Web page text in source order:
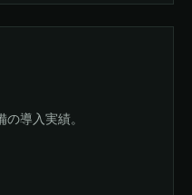
の導入実績。